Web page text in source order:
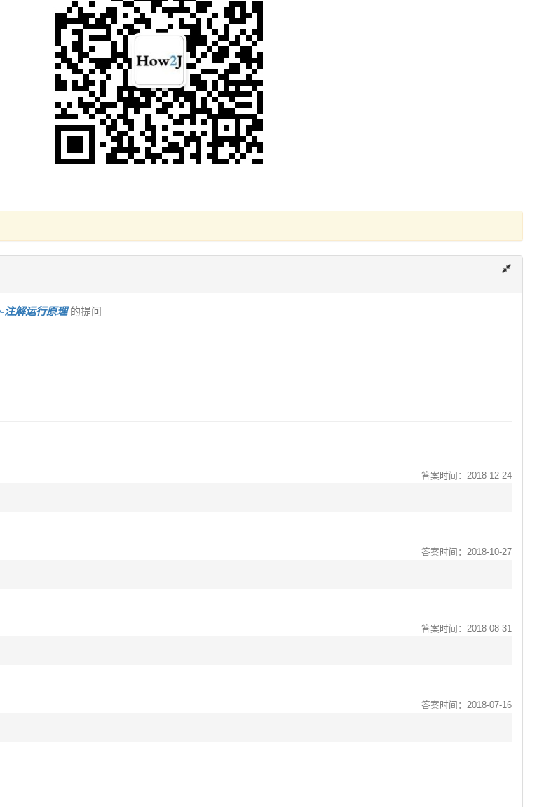
注解运行原理的提问
答案时间：2018-12-24
答案时间：2018-10-27
答案时间：2018-08-31
答案时间：2018-07-16